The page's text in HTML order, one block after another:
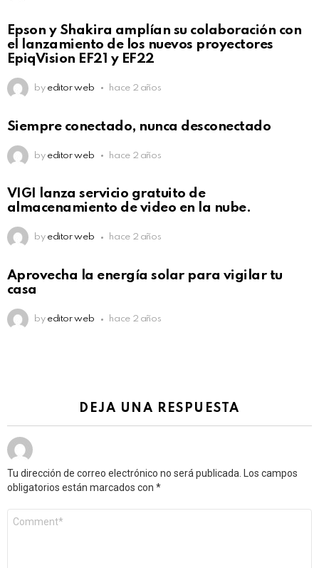
Epson y Shakira amplían su colaboración con
el lanzamiento de los nuevos proyectores
EpiqVision EF21 y EF22
by editor web hace 2 años
Siempre conectado, nunca desconectado
by editor web hace 2 años
VIGI lanza servicio gratuito de
almacenamiento de video en la nube.
by editor web hace 2 años
Aprovecha la energía solar para vigilar tu
casa
by editor web hace 2 años
DEJA UNA RESPUESTA
Tu dirección de correo electrónico no será publicada.
Los campos
obligatorios están marcados con *